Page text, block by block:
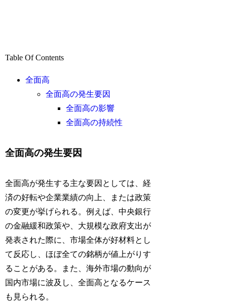
Table Of Contents
全面高
全面高の発生要因
全面高の影響
全面高の持続性
全面高の発生要因
全面高が発生する主な要因としては、経
済の好転や企業業績の向上、または政策
の変更が挙げられる。例えば、中央銀行
の金融緩和政策や、大規模な政府支出が
発表された際に、市場全体が好材料とし
て反応し、ほぼ全ての銘柄が値上がりす
ることがある。また、海外市場の動向が
国内市場に波及し、全面高となるケース
も見られる。